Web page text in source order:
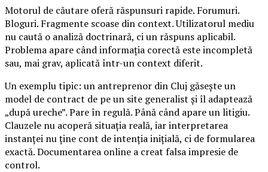
Motorul de căutare oferă răspunsuri rapide. Forumuri.
Bloguri. Fragmente scoase din context. Utilizatorul mediu
nu caută o analiză doctrinară, ci un răspuns aplicabil.
Problema apare când informația corectă este incompletă
sau, mai grav, aplicată într-un context diferit.
Un exemplu tipic: un antreprenor din Cluj găsește un
model de contract de pe un site generalist și îl adaptează
„după ureche”. Pare în regulă. Până când apare un litigiu.
Clauzele nu acoperă situația reală, iar interpretarea
instanței nu ține cont de intenția inițială, ci de formularea
exactă. Documentarea online a creat falsa impresie de
control.